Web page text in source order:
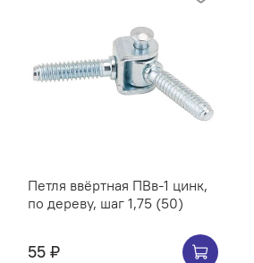
Петля ввёртная ПВв-1 цинк,
по дереву, шаг 1,75 (50)
55 ₽